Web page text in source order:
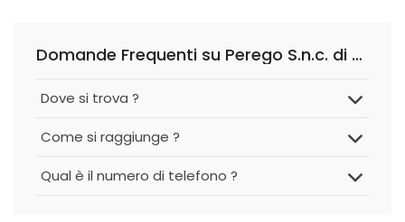
Domande Frequenti su Perego S.n.c. di Perego Luca e Stefano
Dove si trova ?
Come si raggiunge ?
Qual è il numero di telefono ?